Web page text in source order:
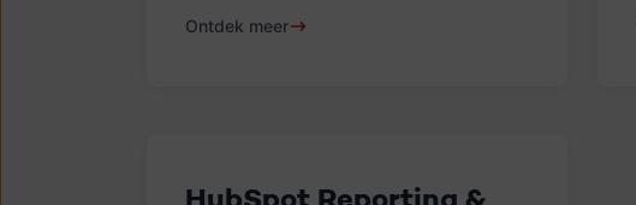
Ontdek meer